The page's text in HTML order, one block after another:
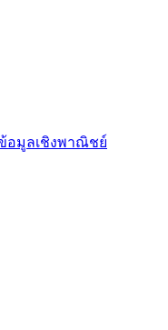
ข้อมูลเชิงพาณิชย์